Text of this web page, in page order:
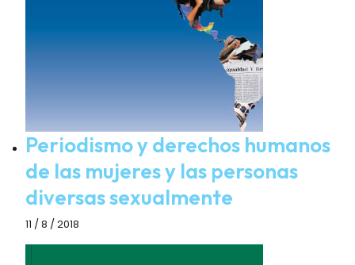
Periodismo y derechos humanos
de las mujeres y las personas
diversas sexualmente
11 / 8 / 2018